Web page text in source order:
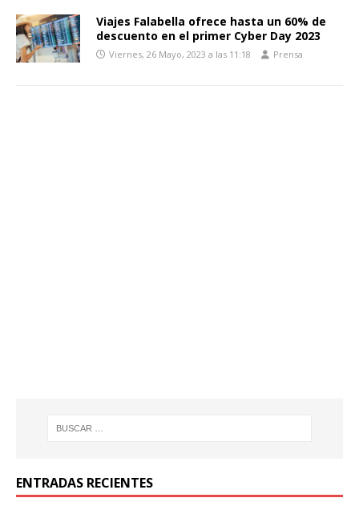
Viajes Falabella ofrece hasta un 60% de
descuento en el primer Cyber Day 2023
Viernes, 26 Mayo, 2023 a las 11:18 Prensa
ENTRADAS RECIENTES